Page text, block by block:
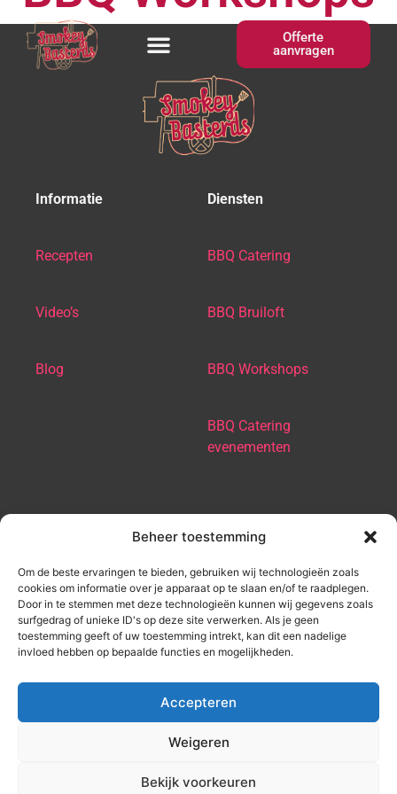
Beheer toestemming
Om de beste ervaringen te bieden, gebruiken wij technologieën zoals
cookies om informatie over je apparaat op te slaan en/of te raadplegen.
Door in te stemmen met deze technologieën kunnen wij gegevens zoals
surfgedrag of unieke ID's op deze site verwerken. Als je geen
toestemming geeft of uw toestemming intrekt, kan dit een nadelige
invloed hebben op bepaalde functies en mogelijkheden.
Accepteren
Weigeren
Bekijk voorkeuren
Offerte
aanvragen
Informatie
Recepten
Video’s
Blog
Diensten
BBQ Catering
BBQ Bruiloft
BBQ Workshops
BBQ Catering
evenementen
Contact
Algemene voorwaarden